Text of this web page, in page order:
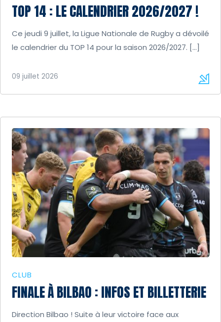
TOP 14 : LE CALENDRIER 2026/2027 !
Ce jeudi 9 juillet, la Ligue Nationale de Rugby a dévoilé
le calendrier du TOP 14 pour la saison 2026/2027. […]
09 juillet 2026
CLUB
FINALE À BILBAO : INFOS ET BILLETTERIE
Direction Bilbao ! Suite à leur victoire face aux